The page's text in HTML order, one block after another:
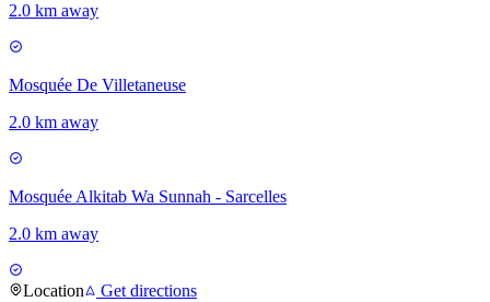
2.0 km away
Mosquée De Villetaneuse
2.0 km away
Mosquée Alkitab Wa Sunnah - Sarcelles
2.0 km away
Location Get directions